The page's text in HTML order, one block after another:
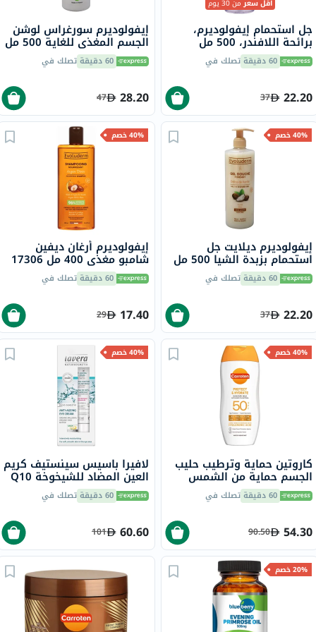
أقل سعرمن 30 يوم
جل استحمام إيفولوديرم،
برائحة اللافندر، 500 مل
60 دقيقة تصلك في
22.20
37
إيفولوديرم سورغراس لوشن
الجسم المغذي للغاية 500 مل
14240 60 دقيقة تصلك في
28.20
47
40% خصم
إيفولوديرم ديلايت جل
استحمام بزبدة الشيا 500 مل
17302 60 دقيقة تصلك في
22.20
37
40% خصم
إيفولوديرم أرغان ديفين
شامبو مغذي 400 مل 17306
60 دقيقة تصلك في
17.40
29
40% خصم
كاروتين حماية وترطيب حليب
الجسم حماية من الشمس
SPF50 مع حمض الهيالورونيك
200 مل 60 دقيقة تصلك في
54.30
90.50
40% خصم
لافيرا باسيس سينستيف كريم
العين المضاد للشيخوخة Q10
15 مل 60 دقيقة تصلك في
60.60
101
20% خصم